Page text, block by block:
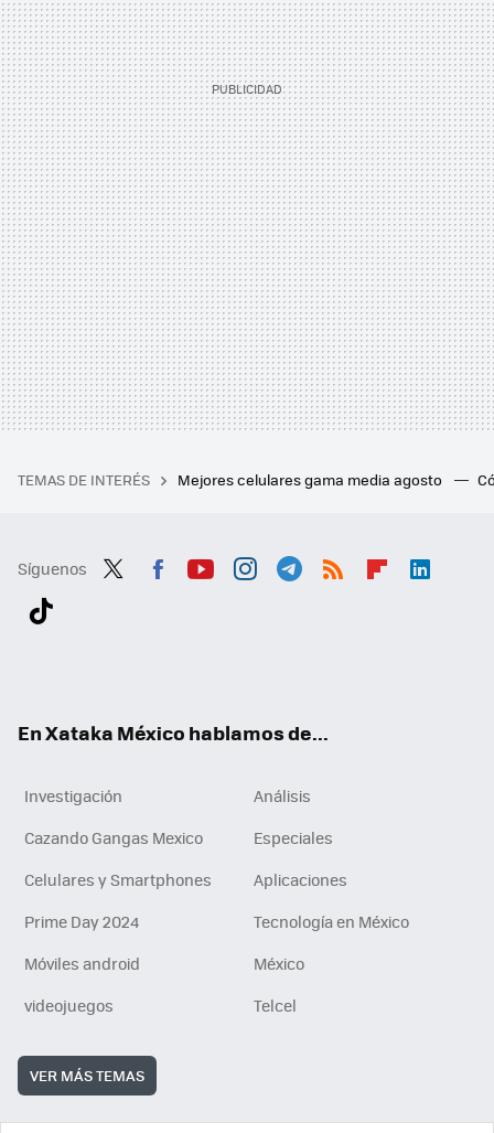
TEMAS DE INTERÉS Mejores celulares gama media agosto
Síguenos
En Xataka México hablamos de...
Investigación
Análisis
Cazando Gangas Mexico
Especiales
Celulares y Smartphones
Aplicaciones
Prime Day 2024
Tecnología en México
Móviles android
México
videojuegos
Telcel
VER MÁS TEMAS